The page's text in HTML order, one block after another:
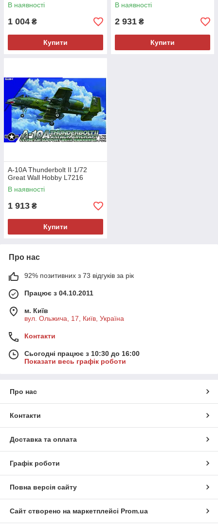
В наявності
1 004 ₴
Купити
В наявності
2 931 ₴
Купити
A-10A Thunderbolt II 1/72
Great Wall Hobby L7216
В наявності
1 913 ₴
Купити
Про нас
92% позитивних з 73 відгуків за рік
Працює з 04.10.2011
м. Київ
вул. Ольжича, 17, Київ, Україна
Контакти
Сьогодні працює з 10:30 до 16:00
Показати весь графік роботи
Про нас
Контакти
Доставка та оплата
Графік роботи
Повна версія сайту
Сайт створено на маркетплейсі Prom.ua